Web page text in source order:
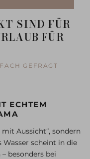
SIND FÜR
FÜR
GEFRAGT
ECHTEM
Aussicht“, sondern
Wasser scheint in die
besonders bei